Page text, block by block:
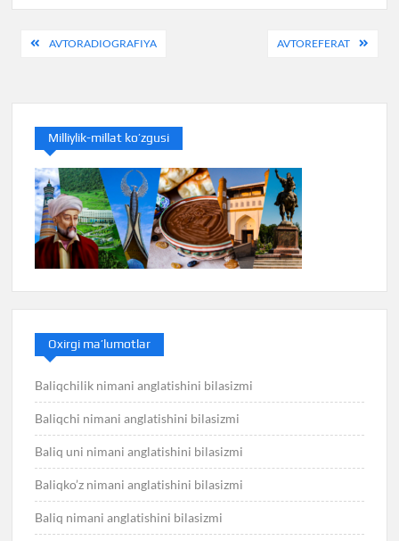
PostAVTORADIOGRAFIYA AVTOREFERAT
Milliylik-millat ko’zgusi
Oxirgi ma’lumotlar
Baliqchilik nimani anglatishini bilasizmi
Baliqchi nimani anglatishini bilasizmi
Baliq uni nimani anglatishini bilasizmi
Baliqko’z nimani anglatishini bilasizmi
Baliq nimani anglatishini bilasizmi